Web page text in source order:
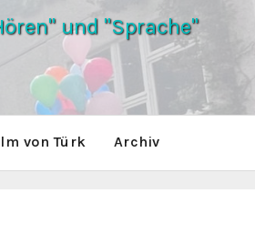
und "Sprache"
von Türk Archiv